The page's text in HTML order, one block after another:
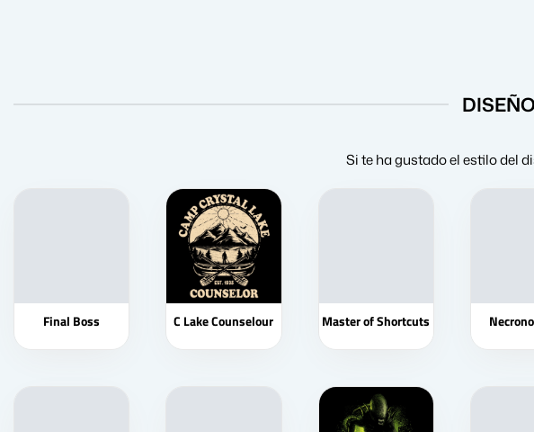
Si te ha gustado el estilo del
Final Boss C Lake Counselour Master of Shortcuts